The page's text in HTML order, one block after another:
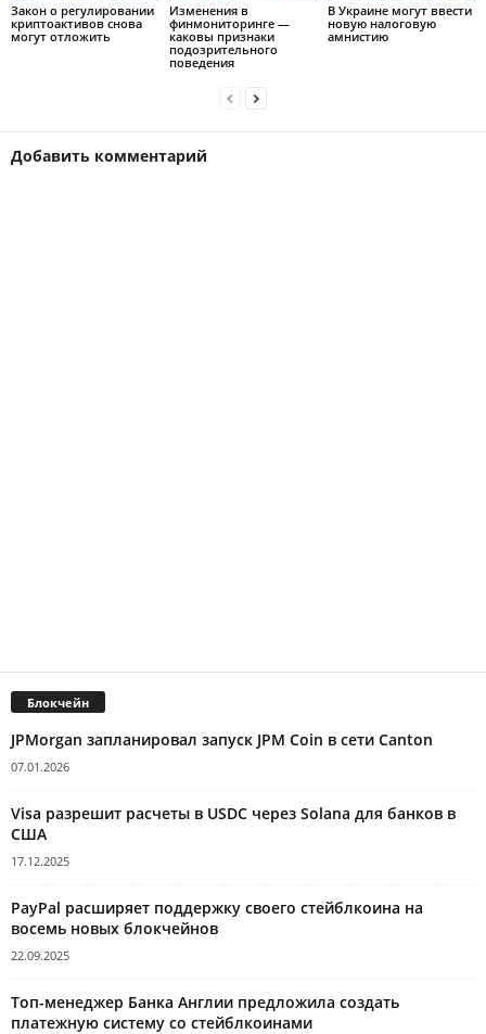
Закон о регулировании
криптоактивов снова
могут отложить
Изменения в
финмониторинге —
каковы признаки
подозрительного
поведения
В Украине могут ввести
новую налоговую
амнистию
Добавить комментарий
Блокчейн
JPMorgan запланировал запуск JPM Coin в сети Canton
07.01.2026
Visa разрешит расчеты в USDC через Solana для банков в
США
17.12.2025
PayPal расширяет поддержку своего стейблкоина на
восемь новых блокчейнов
22.09.2025
Топ-менеджер Банка Англии предложила создать
платежную систему со стейблкоинами